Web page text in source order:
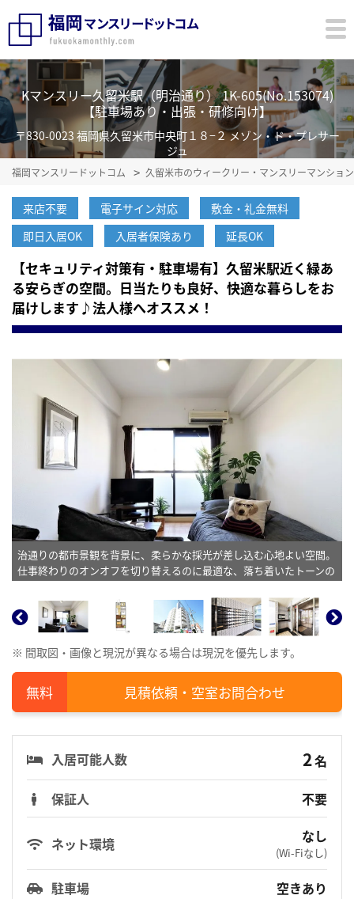
Kマンスリー久留米駅（明治通り） 1K-605(No.153074)
【駐車場あり・出張・研修向け】
〒830-0023 福岡県久留米市中央町１８−２ メゾン・ド・プレサー
ジュ
福岡マンスリードットコム 久留米市のウィークリー・マンスリーマンショ
来店不要 電子サイン対応
敷金・礼金無料
即日入居OK
入居者保険あり 延長OK
【セキュリティ対策有・駐車場有】久留米駅近く緑あ
る安らぎの空間。日当たりも良好、快適な暮らしをお
届けします♪法人様へオススメ！
治通りの都市景観を背景に、柔らかな採光が差し込む心地よい空間。
仕事終わりのオンオフを切り替えるのに最適な、落ち着いたトーンの
※ 間取図・画像と現況が異なる場合は現況を優先します。
見積依頼・空室お問合わせ
入居可能人数 2名
保証人
不要
ネット環境 なし
(Wi-Fiなし)
駐車場 空きあり